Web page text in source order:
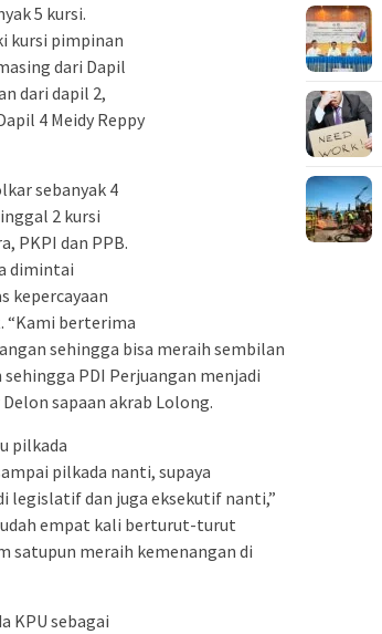
5 kursi.
kursi pimpinan
dari Dapil
dari dapil 2,
4 Meidy Reppy
sebanyak 4
2 kursi
PKPI dan PPB.
dimintai
kepercayaan
“Kami berterima
sehingga bisa meraih sembilan
PDI Perjuangan menjadi
sapaan akrab Lolong.
pilkada
pilkada nanti, supaya
legislatif dan juga eksekutif nanti,”
empat kali berturut-turut
satupun meraih kemenangan di
KPU sebagai